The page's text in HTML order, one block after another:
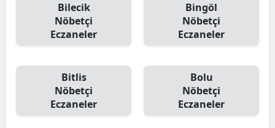
Bilecik
Nöbetçi
Eczaneler
Bingöl
Nöbetçi
Eczaneler
Bitlis
Nöbetçi
Eczaneler
Bolu
Nöbetçi
Eczaneler